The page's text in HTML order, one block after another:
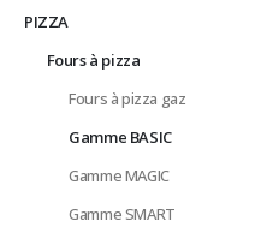
PIZZA
Fours à pizza
Fours à pizza gaz
Gamme BASIC
Gamme MAGIC
Gamme SMART